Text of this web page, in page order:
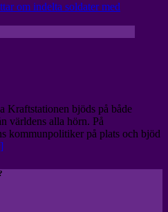
Kraftstationen bjöds på både
världens alla hörn. På
kommunpolitiker på plats och bjöd